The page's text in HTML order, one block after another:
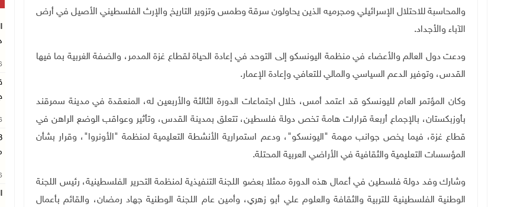
والمحاسبة للاحتلال الإسرائيلي ومجرميه الذين يحاولون سرقة وطمس وتزوير التاريخ والإرث الفلسطيني الأصيل في أرض
الآباء والأجداد.
ودعت دول العالم والأعضاء في منظمة اليونسكو إلى التوحد في إعادة الحياة لقطاع غزة المدمر، والضفة الغربية بما فيها
القدس، وتوفير الدعم السياسي والمالي للتعافي وإعادة الإعمار.
وكان المؤتمر العام لليونسكو قد اعتمد أمس، خلال اجتماعات الدورة الثالثة والأربعين له، المنعقدة في مدينة سمرقند
بأوزبكستان، بالإجماع أربعة قرارات هامة تخص دولة فلسطين، تتعلق بمدينة القدس، وتأثير وعواقب الوضع الراهن في
قطاع غزة، فيما يخص جوانب مهمة "اليونسكو"، ودعم استمرارية الأنشطة التعليمية لمنظمة "الأونروا"، وقرار بشأن
المؤسسات التعليمية والثقافية في الأراضي العربية المحتلة.
وشارك وفد دولة فلسطين في أعمال هذه الدورة ممثلا بعضو اللجنة التنفيذية لمنظمة التحرير الفلسطينية، رئيس اللجنة
الوطنية الفلسطينية للتربية والثقافة والعلوم علي أبو زهري، وأمين عام اللجنة الوطنية جهاد رمضان، والقائم بأعمال